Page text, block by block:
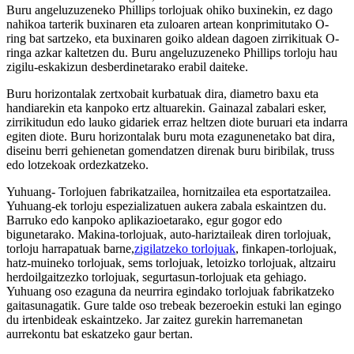
Buru angeluzuzeneko Phillips torlojuak ohiko buxinekin, ez dago
nahikoa tarterik buxinaren eta zuloaren artean konprimitutako O-
ring bat sartzeko, eta buxinaren goiko aldean dagoen zirrikituak O-
ringa azkar kaltetzen du. Buru angeluzuzeneko Phillips torloju hau
zigilu-eskakizun desberdinetarako erabil daiteke.
Buru horizontalak zertxobait kurbatuak dira, diametro baxu eta
handiarekin eta kanpoko ertz altuarekin. Gainazal zabalari esker,
zirrikitudun edo lauko gidariek erraz heltzen diote buruari eta indarra
egiten diote. Buru horizontalak buru mota ezagunenetako bat dira,
diseinu berri gehienetan gomendatzen direnak buru biribilak, truss
edo lotzekoak ordezkatzeko.
Yuhuang- Torlojuen fabrikatzailea, hornitzailea eta esportatzailea.
Yuhuang-ek torloju espezializatuen aukera zabala eskaintzen du.
Barruko edo kanpoko aplikazioetarako, egur gogor edo
bigunetarako. Makina-torlojuak, auto-hariztaileak diren torlojuak,
torloju harrapatuak barne,zigilatzeko torlojuak, finkapen-torlojuak,
hatz-muineko torlojuak, sems torlojuak, letoizko torlojuak, altzairu
herdoilgaitzezko torlojuak, segurtasun-torlojuak eta gehiago.
Yuhuang oso ezaguna da neurrira egindako torlojuak fabrikatzeko
gaitasunagatik. Gure talde oso trebeak bezeroekin estuki lan egingo
du irtenbideak eskaintzeko. Jar zaitez gurekin harremanetan
aurrekontu bat eskatzeko gaur bertan.